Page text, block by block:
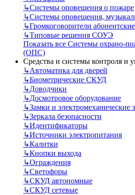
↳Системы оповещения о пожаре
↳Системы оповещения,
↳Громкоговорители абонентские
↳Типовые решения СОУЭ
Показать все Системы охрано-
(ОПС)
Средства и системы контроля и
↳Автоматика для дверей
↳Биометрические СКУД
↳Доводчики
↳Досмотровое оборудование
↳Замки и электромеханические
↳Зеркала безопасности
↳Идентификаторы
↳Источники электропитания
↳Калитки
↳Кнопки выхода
↳Ограждения
↳Светофоры
↳СКУД автономные
↳СКУД сетевые